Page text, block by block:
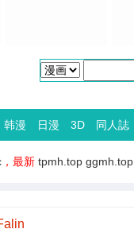
韩漫 日漫 3D 同人誌
，最新 tpmh.top ggmh.top